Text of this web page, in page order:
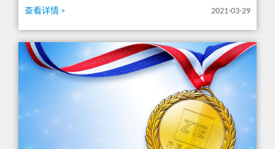
查看详情 > 2021-03-29